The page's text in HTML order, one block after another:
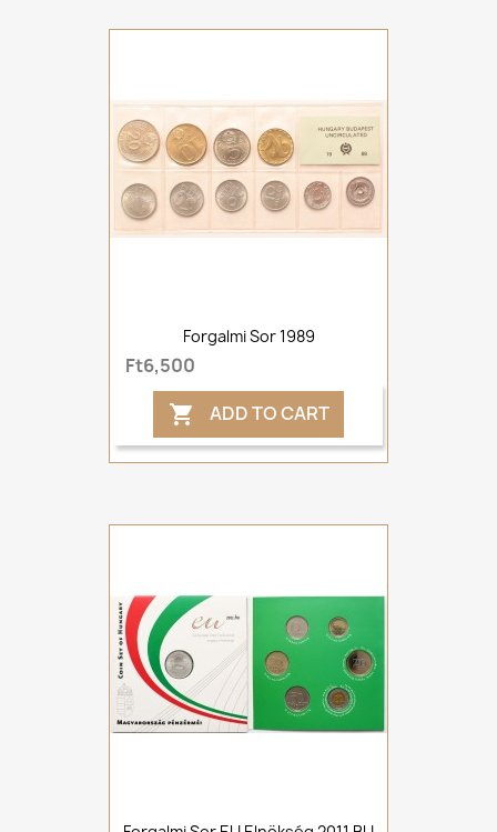
Forgalmi Sor 1989
Ft6,500
 ADD TO CART